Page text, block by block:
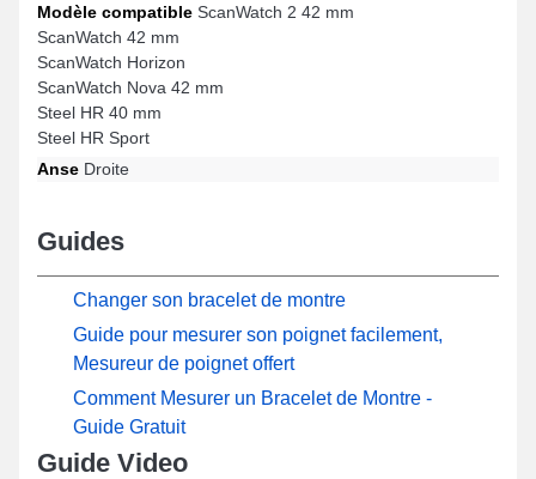
Modèle compatible ScanWatch 2 42 mm
ScanWatch 42 mm
ScanWatch Horizon
ScanWatch Nova 42 mm
Steel HR 40 mm
Steel HR Sport
Anse Droite
Guides
Changer son bracelet de montre
Guide pour mesurer son poignet facilement,
Mesureur de poignet offert
Comment Mesurer un Bracelet de Montre -
Guide Gratuit
Guide Video